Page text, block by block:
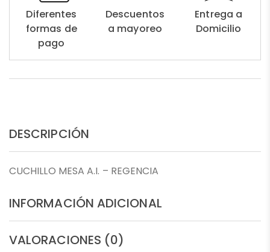
Diferentes
formas de
pago
Descuentos
a mayoreo
Entrega a
Domicilio
DESCRIPCIÓN
CUCHILLO MESA A.I. – REGENCIA
INFORMACIÓN ADICIONAL
VALORACIONES (0)